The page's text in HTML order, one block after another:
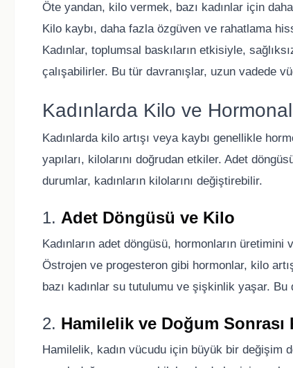
Öte yandan, kilo vermek, bazı kadınlar için
Kilo kaybı, daha fazla özgüven ve rahatlama
Kadınlar, toplumsal baskıların etkisiyle,
çalışabilirler. Bu tür davranışlar, uzun vadede
Kadınlarda Kilo ve
Kadınlarda kilo artışı veya kaybı genellikle
yapıları, kilolarını doğrudan etkiler. Adet
durumlar, kadınların kilolarını değiştirebilir.
1. Adet Döngüsü ve Kilo
Kadınların adet döngüsü, hormonların
Östrojen ve progesteron gibi hormonlar, kilo
bazı kadınlar su tutulumu ve şişkinlik yaşar.
2. Hamilelik ve Doğum Sonrası
Hamilelik, kadın vücudu için büyük bir değişim